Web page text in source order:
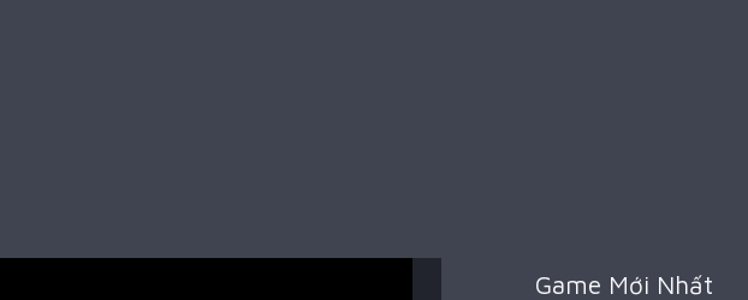
Game Mới Nhất